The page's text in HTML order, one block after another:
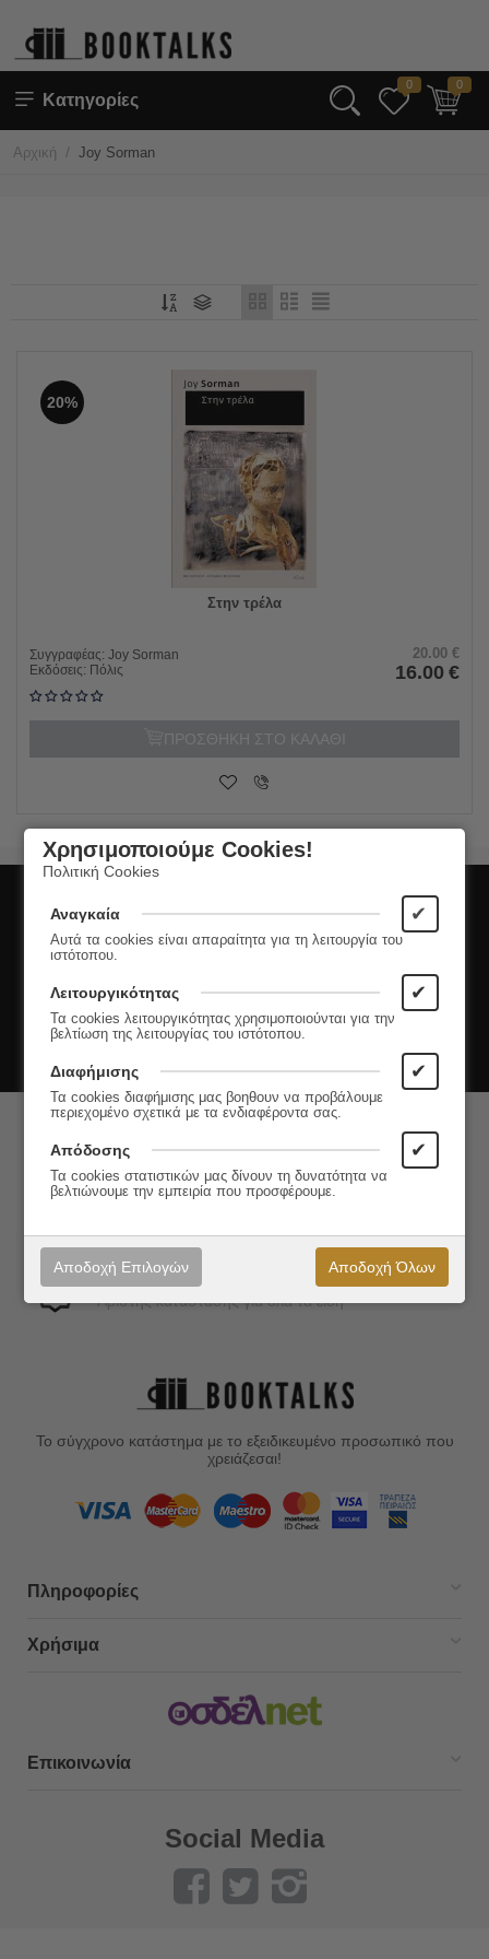
Κατηγορίες
0 0
Αρχική / Joy Sorman
20%
Στην τρέλα
Συγγραφέας: Joy Sorman
Εκδόσεις: Πόλις
20.00 €
16.00 €
ΠΡΟΣΘΗΚΗ ΣΤΟ ΚΑΛΑΘΙ
Εγγραφή στο Newsletter
Μάθετε πρώτοι τις νέες κυκλοφορίες και τις
Στα προϊόντα με απόθεμα
Ασφάλεια Συναλλαγών
Εγγύηση Ποιότητας
Άριστης κατάστασης για όλα τα είδη
Το σύγχρονο κατάστημα με το εξειδικευμένο προσωπικό που
χρειάζεσαι!
Πληροφορίες
Χρήσιμα
Επικοινωνία
Social Media
Χρησιμοποιούμε Cookies!
Πολιτική Cookies
Αναγκαία ✔
Αυτά τα cookies είναι απαραίτητα για τη λειτουργία του
ιστότοπου.
Λειτουργικότητας ✔
Τα cookies λειτουργικότητας χρησιμοποιούνται για την
βελτίωση της λειτουργίας του ιστότοπου.
Διαφήμισης ✔
Τα cookies διαφήμισης μας βοηθουν να προβάλουμε
περιεχομένο σχετικά με τα ενδιαφέροντα σας.
Απόδοσης ✔
Τα cookies στατιστικών μας δίνουν τη δυνατότητα να
βελτιώνουμε την εμπειρία που προσφέρουμε.
Αποδοχή Επιλογών Αποδοχή Όλων